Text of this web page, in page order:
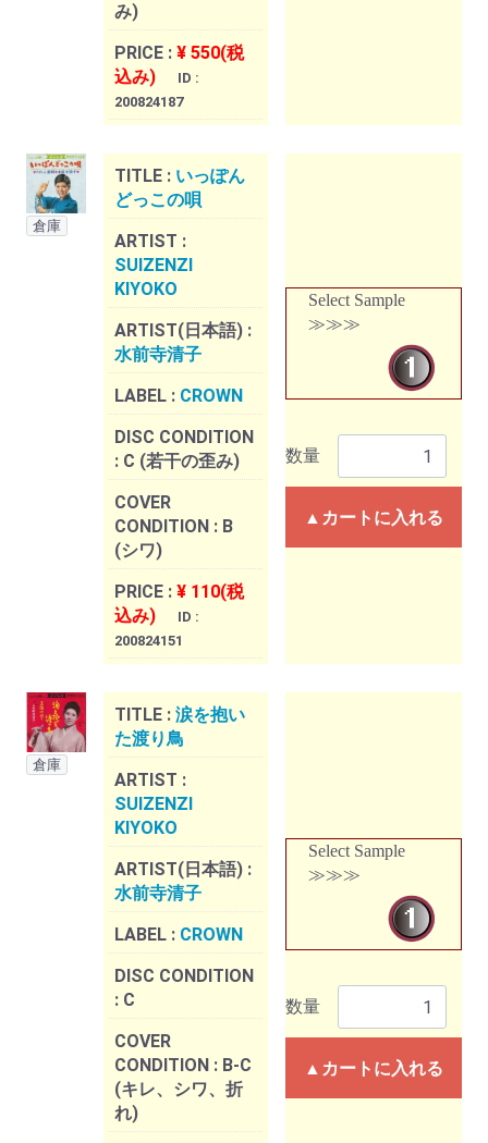
み)
PRICE : ¥ 550(税
込み)
ID :
200824187
倉庫
TITLE : いっぽん
どっこの唄
ARTIST :
SUIZENZI
KIYOKO
ARTIST(日本語) :
水前寺清子
LABEL : CROWN
DISC CONDITION
: C (若干の歪み)
COVER
CONDITION : B
(シワ)
PRICE : ¥ 110(税
込み)
ID :
200824151
Select Sample
≫≫≫
数量
▲カートに入れる
倉庫
TITLE : 涙を抱い
た渡り鳥
ARTIST :
SUIZENZI
KIYOKO
ARTIST(日本語) :
水前寺清子
LABEL : CROWN
DISC CONDITION
: C
COVER
CONDITION : B-C
(キレ、シワ、折
れ)
Select Sample
≫≫≫
数量
▲カートに入れる